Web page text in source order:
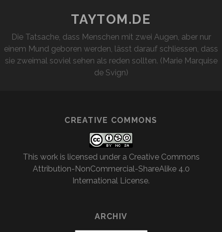
TAYTOM.DE
Die Tatsache, dass Menschen mit zwei Augen, aber nur
einem Mund geboren werden, lässt darauf schliessen, dass
sie zweimal soviel sehen als reden sollten. (Marie Marquise
de Svign)
CREATIVE COMMONS
This work is licensed under a Creative Commons
Attribution-NonCommercial-ShareAlike 4.0
International License.
ARCHIV